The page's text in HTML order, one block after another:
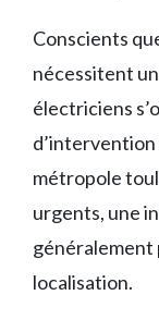
Conscients
nécessitent
électriciens
d’intervention
métropole
urgents, une
généralement
localisation.